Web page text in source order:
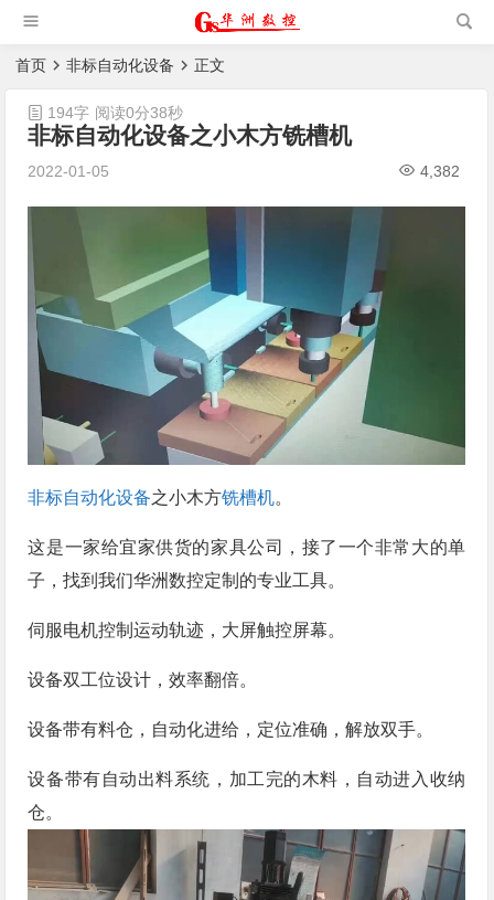
|猫抓板生产设备|非标
自动化设备
首页 非标自动化设备 正文
非标自动化设备之小木方铣槽机
2022-01-05 4,382
194字 阅读0分38秒
非标自动化设备之小木方铣槽机。
这是一家给宜家供货的家具公司，接了一个非常大的单
子，找到我们华洲数控定制的专业工具。
伺服电机控制运动轨迹，大屏触控屏幕。
设备双工位设计，效率翻倍。
设备带有料仓，自动化进给，定位准确，解放双手。
设备带有自动出料系统，加工完的木料，自动进入收纳
仓。